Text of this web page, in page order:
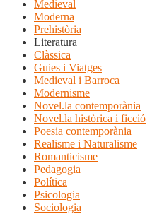
Medieval
Moderna
Prehistòria
Literatura
Clàssica
Guies i Viatges
Medieval i Barroca
Modernisme
Novel.la contemporània
Novel.la històrica i ficció
Poesia contemporània
Realisme i Naturalisme
Romanticisme
Pedagogia
Política
Psicologia
Sociologia